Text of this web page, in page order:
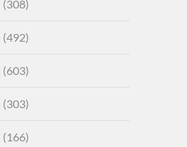
(308)
(492)
(603)
(303)
(166)